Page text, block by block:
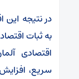
به ثبات
اقتصادی
سریع،